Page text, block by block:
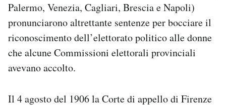
Palermo, Venezia, Cagliari, Brescia e Napoli)
pronunciarono altrettante sentenze per bocciare il
riconoscimento dell’elettorato politico alle donne
che alcune Commissioni elettorali provinciali
avevano accolto.
Il 4 agosto del 1906 la Corte di appello di Firenze